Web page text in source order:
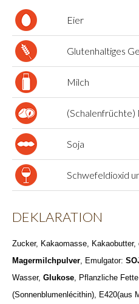
Eier
Glutenhaltiges
Milch
(Schalenfrüchte)
Soja
Schwefeldioxid
DEKLARATION
Zucker, Kakaomasse, Kakaobutter,
Magermilchpulver, Emulgator:
Wasser, Glukose, Pflanzliche
(Sonnenblumenlécithin), E420(aus